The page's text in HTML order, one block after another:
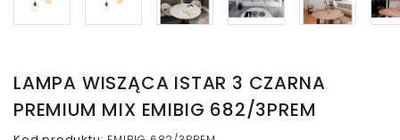
LAMPA WISZĄCA ISTAR 3 CZARNA
PREMIUM MIX EMIBIG 682/3PREM